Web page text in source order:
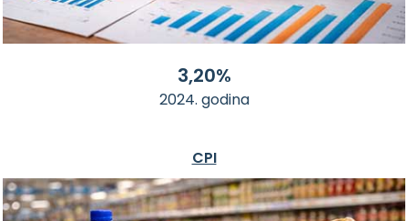
3,20%
2024. godina
CPI